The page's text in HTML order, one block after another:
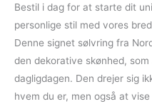
Bestil i dag for at starte dit
personlige stil med vores
Denne signet sølvring fra
den dekorative skønhed,
dagligdagen. Den drejer sig
hvem du er, men også at